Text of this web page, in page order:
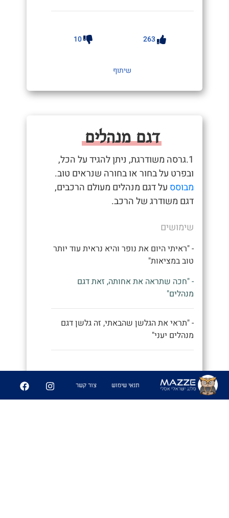
263
10
שיתוף
דגם מנהלים
1.גרסה משודרגת, ניתן להגיד על הכל,
ובפרט על בחור או בחורה שנראים טוב.
מבוסס על דגם מנהלים מעולם הרכבים,
דגם משודרג של הרכב.
שימושים
- "ראיתי היום את נופר והיא נראית עוד יותר
טוב במציאות"
- "חכה שתראה את אחותה, זאת דגם
מנהלים"
- "תראי את הגלשן שהבאתי, זה גלשן דגם
מנהלים יעני"
תנאי שימוש צור קשר